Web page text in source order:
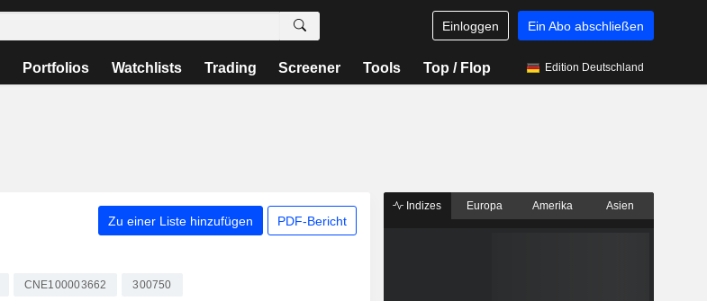
Einloggen Ein Abo abschließen
Portfolios Watchlists Trading Screener Tools Top / Flop Edition Deutschland
Zu einer Liste hinzufügen PDF-Bericht
CNE100003662 300750
Indizes Europa Amerika Asien